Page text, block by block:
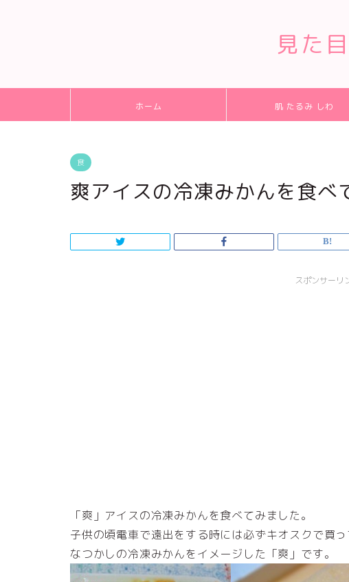
見た
ホーム 肌 たるみ しわ
食
爽アイスの冷凍みかんを食べ
スポンサーリ
「爽」アイスの冷凍みかんを食べてみました。
子供の頃電車で遠出をする時には必ずキオスクで買
なつかしの冷凍みかんをイメージした「爽」です。